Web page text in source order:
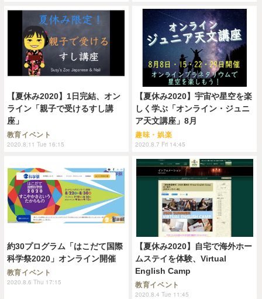
【夏休み2020】1日完結、オン
ライン「親子で受けるすし講
座」
教育イベント
2020.8.11 Tue 16:15
【夏休み2020】宇宙や星空を楽
しく学ぶ「オンライン・ジュニ
ア天文講座」8月
趣味・娯楽
2020.8.7 Fri 14:45
約30プログラム「はこだて国際
科学祭2020」オンライン開催
教育イベント
2020.8.6 Thu 17:15
【夏休み2020】自宅で海外ホー
ムステイを体験、Virtual
English Camp
教育イベント
2020.8.4 Tue 11:45